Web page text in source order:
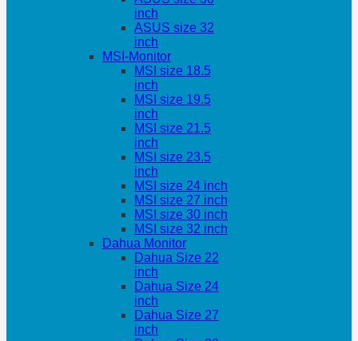
inch
ASUS size 32
inch
MSI-Monitor
MSI size 18.5
inch
MSI size 19.5
inch
MSI size 21.5
inch
MSI size 23.5
inch
MSI size 24 inch
MSI size 27 inch
MSI size 30 inch
MSI size 32 inch
Dahua Monitor
Dahua Size 22
inch
Dahua Size 24
inch
Dahua Size 27
inch